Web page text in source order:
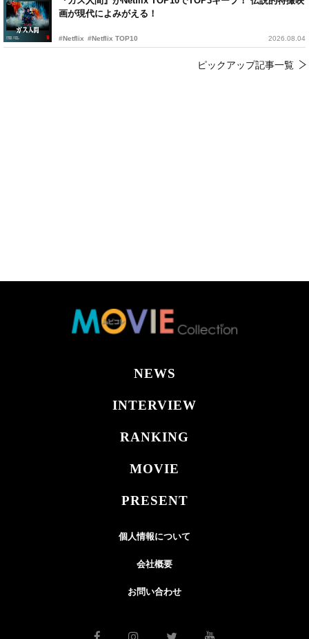
画が現代によみがえる！
#Netflix #Netflix TOP10 2026.08.04
ピックアップ記事一覧
NEWS
INTERVIEW
RANKING
MOVIE
PRESENT
個人情報について
会社概要
お問い合わせ